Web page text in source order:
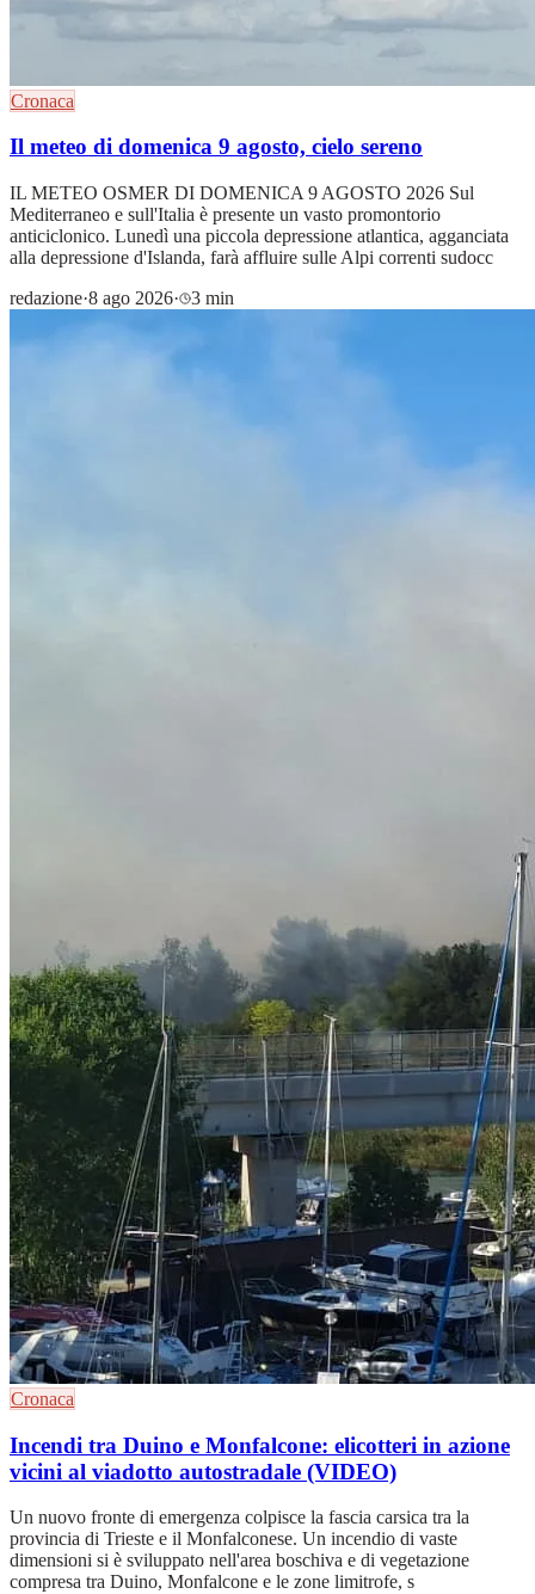
Cronaca
Il meteo di domenica 9 agosto, cielo sereno
IL METEO OSMER DI DOMENICA 9 AGOSTO 2026 Sul
Mediterraneo e sull'Italia è presente un vasto promontorio
anticiclonico. Lunedì una piccola depressione atlantica, agganciata
alla depressione d'Islanda, farà affluire sulle Alpi correnti sudocc
redazione·8 ago 2026· 3 min
Cronaca
Incendi tra Duino e Monfalcone: elicotteri in azione
vicini al viadotto autostradale (VIDEO)
Un nuovo fronte di emergenza colpisce la fascia carsica tra la
provincia di Trieste e il Monfalconese. Un incendio di vaste
dimensioni si è sviluppato nell'area boschiva e di vegetazione
compresa tra Duino, Monfalcone e le zone limitrofe, s